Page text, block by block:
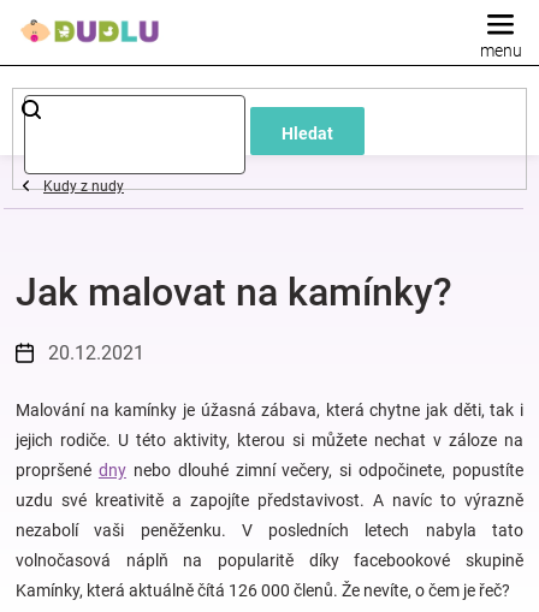
Hledat
Dětské
a
oblečení
Pokojíček
a
kojenecká
výbava
Hračky
Kudy z nudy
Jak malovat na kamínky?
20.12.2021
Malování na kamínky je úžasná zábava, která chytne jak děti, tak i
jejich rodiče. U této aktivity, kterou si můžete nechat v záloze na
propršené dnynebo dlouhé zimní večery, si odpočinete, popustíte
uzdu své kreativitě a zapojíte představivost. A navíc to výrazně
nezabolí vaši peněženku. V posledních letech nabyla tato
volnočasová náplň na popularitě díky facebookové skupině
Kamínky, která aktuálně čítá 126 000 členů. Že nevíte, o čem je řeč?